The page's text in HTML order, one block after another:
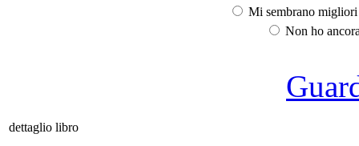
Mi sembrano
Non ho
dettaglio libro